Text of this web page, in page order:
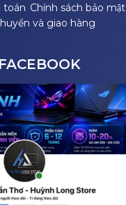
toán Chính sách bảo mật
và giao hàng